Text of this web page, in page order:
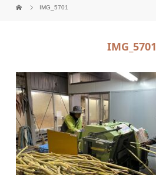
IMG_5701
IMG_5701